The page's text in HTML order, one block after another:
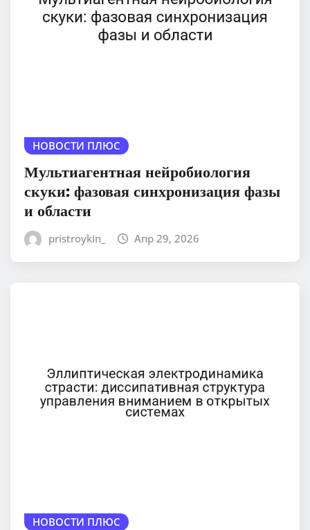
НОВОСТИ ПЛЮС
Мультиагентная нейробиология
скуки: фазовая синхронизация фазы
и области
pristroykin_ Апр 29, 2026
НОВОСТИ ПЛЮС